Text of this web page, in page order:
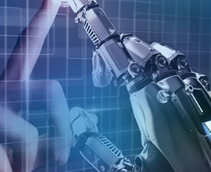
究方向
球范围内打造汇聚人工智能领域
的科研队伍，在学术界及产业界
、对行业发展有重大影响力的高